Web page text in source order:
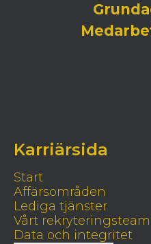
Karriärsida
Start
Affärsområden
Lediga tjänster
Vårt rekryteringsteam
Data och integritet